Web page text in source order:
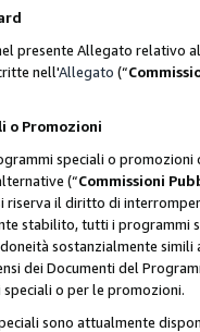
presente Allegato relativo
nell'Allegato (“
o Promozioni
speciali o
(“Commissioni
riserva il diritto di
stabilito, tutti i
sostanzialmente
dei Documenti del
o per le promozioni.
sono attualmente